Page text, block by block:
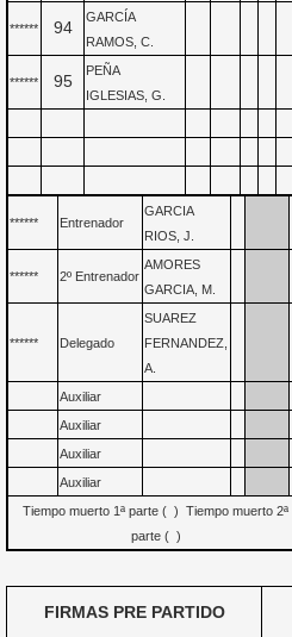
****** 94
GARCÍA
RAMOS, C.
****** 95
PEÑA
IGLESIAS, G.
****** Entrenador
GARCIA
RIOS, J.
****** 2º Entrenador
AMORES
GARCIA, M.
****** Delegado
SUAREZ
FERNANDEZ,
A.
Auxiliar
Auxiliar
Auxiliar
Auxiliar
Tiempo muerto 1ª parte ( ) Tiempo muerto 2ª
parte ( )
FIRMAS PRE PARTIDO